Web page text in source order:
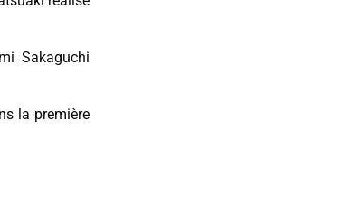
Sakaguchi
la première